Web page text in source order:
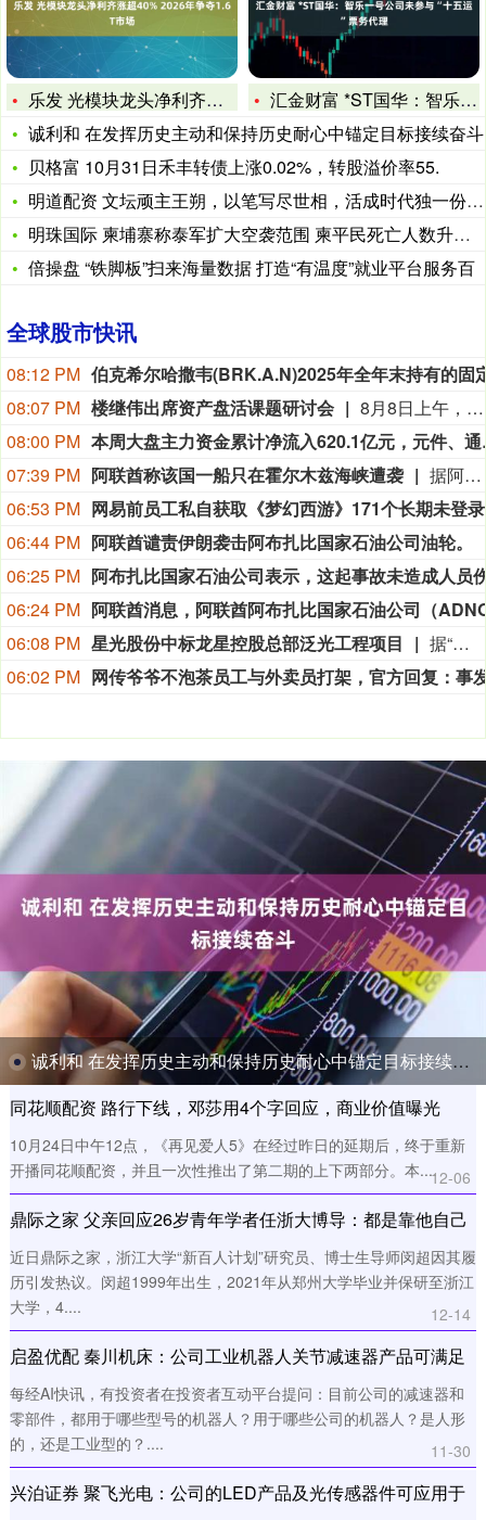
乐发 光模块龙头净利齐涨超40% 2026年争夺1.6T市场
汇金财富 *ST国华：智乐一号公司未参与“十五运”票务代理
诚利和 在发挥历史主动和保持历史耐心中锚定目标接续奋斗
贝格富 10月31日禾丰转债上涨0.02%，转股溢价率55.
明道配资 文坛顽主王朔，以笔写尽世相，活成时代独一份符号
明珠国际 柬埔寨称泰军扩大空袭范围 柬平民死亡人数升至12人
倍操盘 “铁脚板”扫来海量数据 打造“有温度”就业平台服务百
全球股市快讯
08:12 PM
08:07 PM 楼继伟出席资产盘活课题研讨会
8月8日上午，全球财富管理论坛在京召开“地方国有存量资产盘活进展、难点与策略”课题研讨会，楼继伟出席会议并做总结发言。楼继伟在发言中表示，盘活国有资产既是近期的当务之急，也是一项长期性的战略任务。当前我国GDP平减指数阶段性承压走低，财政维持紧平衡格局的压力持续攀升；我国税收结构以间接税为主体，税收收入增速显著弱于名义GDP增速，财政内生增收动能受限。叠加土地财政收入大幅收缩，地方隐性债务化解、长期限国债常态化发行带来的利息支出刚性上涨，收支两端压力持续凸显。综合多重现实约束来看，国有存量资产盘活并非短期应急手段，而是一项需要常态化、长效化推进的重点工作。（全球财富管理论坛）
08:00 PM
本周大盘主力
07:39 PM 阿联酋称该国一船只在霍尔木兹海峡遭袭
据阿联酋通讯社8月8日报道，阿布扎比国家石油公司证实，该公司一艘船只当天凌晨在通过霍尔木兹海峡时遭导弹袭击。阿布扎比国家石油公司说，袭击未造成人员受伤，目前局面可控。该公司并未提供遭袭船只具体类型、导弹来源以及船只受损情况等更多细节。（新华社）
06:53 PM
06:44 PM 阿联酋谴责伊朗袭击阿布扎比国家石油公司油轮。
06:25 PM
06:24 PM
06:08 PM 星光股份中标龙星控股总部泛光工程项目
据“星光股份”公众号消息，近日，星光股份成功中标龙星控股总部泛光工程项目。
06:02 PM
诚利和 在发挥历史主动和保持历史耐心中锚定目标接续奋斗
同花顺配资 路行下线，邓莎用4个字回应，商业价值曝光
10月24日中午12点，《再见爱人5》在经过昨日的延期后，终于重新
开播同花顺配资，并且一次性推出了第二期的上下两部分。本....12-06
鼎际之家 父亲回应26岁青年学者任浙大博导：都是靠他自己
近日鼎际之家，浙江大学“新百人计划”研究员、博士生导师闵超因其履
历引发热议。闵超1999年出生，2021年从郑州大学毕业并保研至浙江
大学，4....
12-14
启盈优配 秦川机床：公司工业机器人关节减速器产品可满足
每经AI快讯，有投资者在投资者互动平台提问：目前公司的减速器和
零部件，都用于哪些型号的机器人？用于哪些公司的机器人？是人形
的，还是工业型的？....
11-30
兴泊证券 聚飞光电：公司的LED产品及光传感器件可应用于